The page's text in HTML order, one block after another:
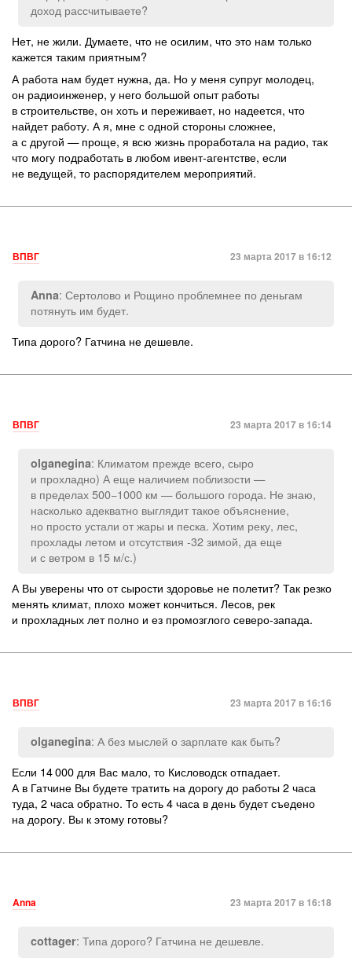
доход рассчитываете?
Нет, не жили. Думаете, что не осилим, что это нам только
кажется таким приятным?
А работа нам будет нужна, да. Но у меня супруг молодец,
он радиоинженер, у него большой опыт работы
в строительстве, он хоть и переживает, но надеется, что
найдет работу. А я, мне с одной стороны сложнее,
а с другой — проще, я всю жизнь проработала на радио, так
что могу подработать в любом ивент-агентстве, если
не ведущей, то распорядителем мероприятий.
ВПВГ 23 марта 2017 в 16:12
Anna: Сертолово и Рощино проблемнее по деньгам
потянуть им будет.
Типа дорого? Гатчина не дешевле.
ВПВГ 23 марта 2017 в 16:14
olganegina: Климатом прежде всего, сыро
и прохладно) А еще наличием поблизости —
в пределах 500−1000 км — большого города. Не знаю,
насколько адекватно выглядит такое объяснение,
но просто устали от жары и песка. Хотим реку, лес,
прохлады летом и отсутствия -32 зимой, да еще
и с ветром в 15 м/с.)
А Вы уверены что от сырости здоровье не полетит? Так резко
менять климат, плохо может кончиться. Лесов, рек
и прохладных лет полно и ез промозглого северо-запада.
ВПВГ 23 марта 2017 в 16:16
olganegina: А без мыслей о зарплате как быть?
Если 14 000 для Вас мало, то Кисловодск отпадает.
А в Гатчине Вы будете тратить на дорогу до работы 2 часа
туда, 2 часа обратно. То есть 4 часа в день будет съедено
на дорогу. Вы к этому готовы?
Anna 23 марта 2017 в 16:18
cottager: Типа дорого? Гатчина не дешевле.